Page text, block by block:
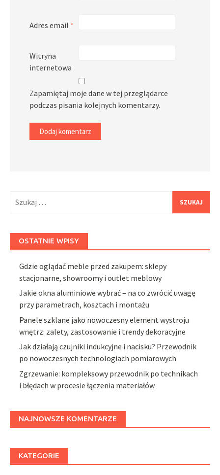
Adres email *
Witryna
internetowa
Zapamiętaj moje dane w tej przeglądarce
podczas pisania kolejnych komentarzy.
OSTATNIE WPISY
Gdzie oglądać meble przed zakupem: sklepy
stacjonarne, showroomy i outlet meblowy
Jakie okna aluminiowe wybrać – na co zwrócić uwagę
przy parametrach, kosztach i montażu
Panele szklane jako nowoczesny element wystroju
wnętrz: zalety, zastosowanie i trendy dekoracyjne
Jak działają czujniki indukcyjne i nacisku? Przewodnik
po nowoczesnych technologiach pomiarowych
Zgrzewanie: kompleksowy przewodnik po technikach
i błędach w procesie łączenia materiałów
NAJNOWSZE KOMENTARZE
KATEGORIE